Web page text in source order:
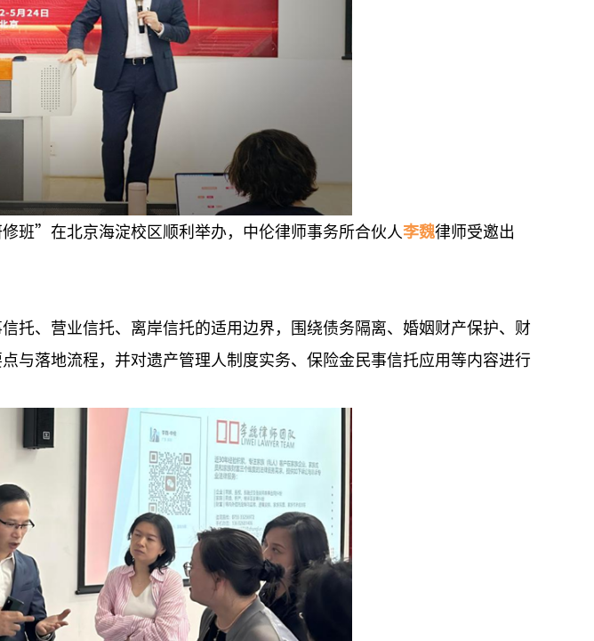
班”在北京海淀校区顺利举办，中伦律师事务所合伙人李魏律师受邀出
托、营业信托、离岸信托的适用边界，围绕债务隔离、婚姻财产保护、财
与落地流程，并对遗产管理人制度实务、保险金民事信托应用等内容进行